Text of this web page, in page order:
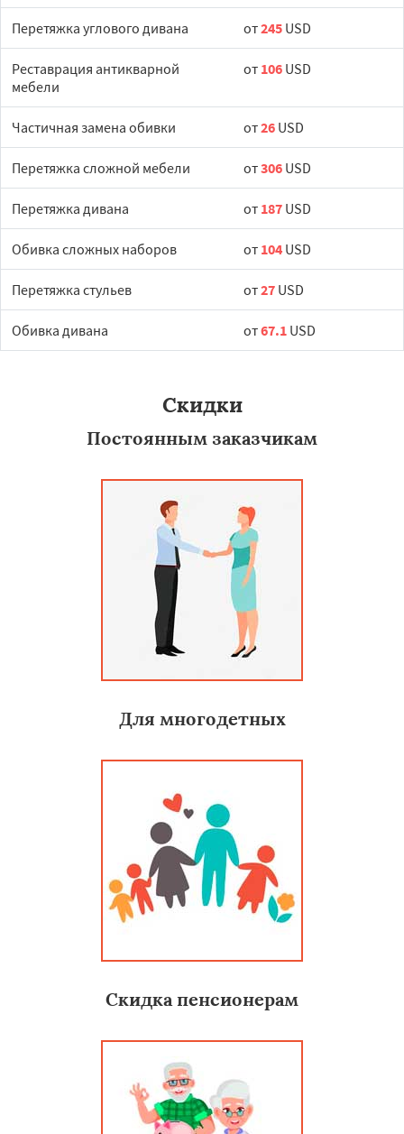
Перетяжка углового дивана от245 USD
Реставрация антикварной
мебели
от 106 USD
Частичная замена обивки от26 USD
Перетяжка сложной мебели от306 USD
Перетяжка дивана от 187 USD
Обивка сложных наборов от 104 USD
Перетяжка стульев от27 USD
Обивка дивана от67.1 USD
Скидки
Постоянным заказчикам
Для многодетных
Скидка пенсионерам